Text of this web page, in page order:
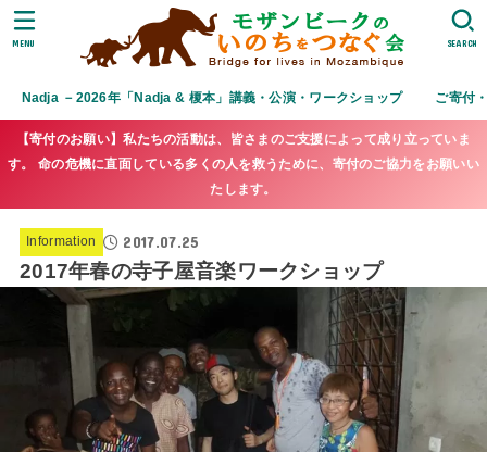
Nadja －2026年「Nadja & 榎本」講義・公演・ワークショップ ご寄付
SEARCH
MENU
【寄付のお願い】私たちの活動は、皆さまのご支援によって成り立っていま
す。 命の危機に直面している多くの人を救うために、寄付のご協力をお願いい
たします。
Information 2017.07.25
2017年春の寺子屋音楽ワークショップ